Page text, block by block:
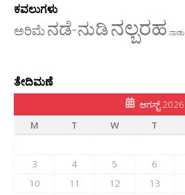
ಕವಲುಗಳು
ಅರಿಮೆನಡೆ-ನುಡಿನಲ್ಬರಹ ನಾಡು
ತೇದಿಮಣೆ
ಆಗಸ್ಟ್ 2026
M
T W T
3
4 5 6
10
11 12 13